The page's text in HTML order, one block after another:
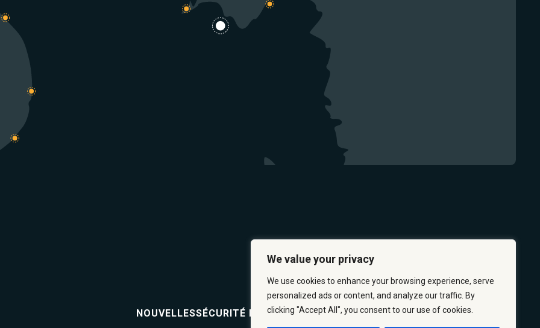
We value your privacy
We use cookies to enhance your browsing experience, serve
personalized ads or content, and analyze our traffic. By
clicking "Accept All", you consent to our use of cookies.
NOUVELLESSÉCURITÉ ET PRÉVENTIONCARRIÈRESÀ PROPOS NOUS JOINDRE